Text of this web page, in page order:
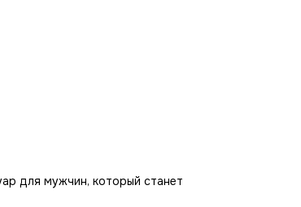
для мужчин, который станет